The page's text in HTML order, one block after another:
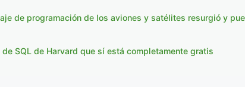
de programación de los aviones y satélites resurgió y
de SQL de Harvard que sí está completamente gratis